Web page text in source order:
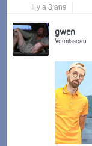
Il y a 3 ans
gwen
Vermisseau